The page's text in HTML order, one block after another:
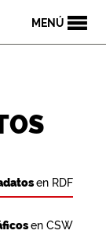
MENÚ
en RDF
en CSW